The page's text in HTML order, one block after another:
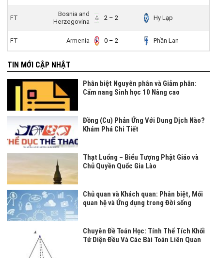
FT
Bosnia and
Herzegovina
2 – 2 Hy Lạp
FT Armenia 0 – 2 Phần Lan
TIN MỚI CẬP NHẬT
Phân biệt Nguyên phân và Giảm phân:
Cẩm nang Sinh học 10 Nâng cao
Đồng (Cu) Phản Ứng Với Dung Dịch Nào?
Khám Phá Chi Tiết
Thạt Luổng – Biểu Tượng Phật Giáo và
Chủ Quyền Quốc Gia Lào
Chủ quan và Khách quan: Phân biệt, Mối
quan hệ và Ứng dụng trong Đời sống
Chuyên Đề Toán Học: Tính Thể Tích Khối
Tứ Diện Đều Và Các Bài Toán Liên Quan